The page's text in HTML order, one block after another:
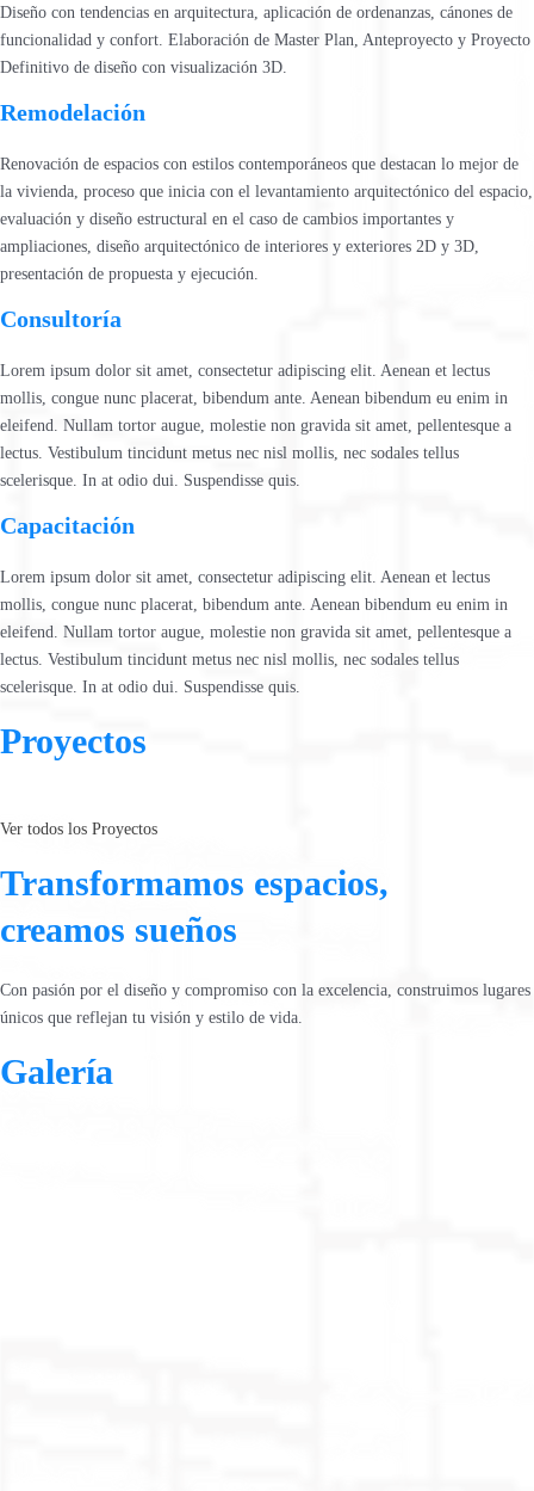
Diseño con tendencias en arquitectura, aplicación de ordenanzas, cánones de
funcionalidad y confort. Elaboración de Master Plan, Anteproyecto y Proyecto
Definitivo de diseño con visualización 3D.
Remodelación
Renovación de espacios con estilos contemporáneos que destacan lo mejor de
la vivienda, proceso que inicia con el levantamiento arquitectónico del espacio,
evaluación y diseño estructural en el caso de cambios importantes y
ampliaciones, diseño arquitectónico de interiores y exteriores 2D y 3D,
presentación de propuesta y ejecución.
Consultoría
Lorem ipsum dolor sit amet, consectetur adipiscing elit. Aenean et lectus
mollis, congue nunc placerat, bibendum ante. Aenean bibendum eu enim in
eleifend. Nullam tortor augue, molestie non gravida sit amet, pellentesque a
lectus. Vestibulum tincidunt metus nec nisl mollis, nec sodales tellus
scelerisque. In at odio dui. Suspendisse quis.
Capacitación
Lorem ipsum dolor sit amet, consectetur adipiscing elit. Aenean et lectus
mollis, congue nunc placerat, bibendum ante. Aenean bibendum eu enim in
eleifend. Nullam tortor augue, molestie non gravida sit amet, pellentesque a
lectus. Vestibulum tincidunt metus nec nisl mollis, nec sodales tellus
scelerisque. In at odio dui. Suspendisse quis.
Proyectos
Ver todos los Proyectos
Transformamos espacios,
creamos sueños
Con pasión por el diseño y compromiso con la excelencia, construimos lugares
únicos que reflejan tu visión y estilo de vida.
Galería